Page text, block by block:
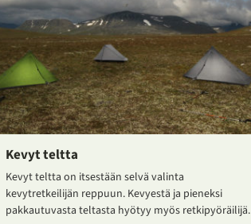
Kevyt teltta
Kevyt teltta on itsestään selvä valinta
kevytretkeilijän reppuun. Kevyestä ja pieneksi
pakkautuvasta teltasta hyötyy myös retkipyöräilijä.